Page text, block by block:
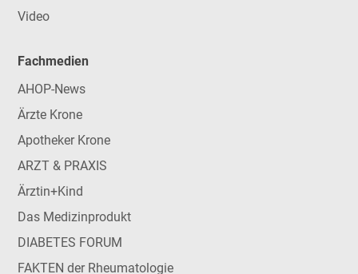
Video
Fachmedien
AHOP-News
Ärzte Krone
Apotheker Krone
ARZT & PRAXIS
Ärztin+Kind
Das Medizinprodukt
DIABETES FORUM
FAKTEN der Rheumatologie